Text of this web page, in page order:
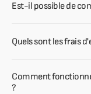
Est-il possible de
Quels sont les frais
Comment
?